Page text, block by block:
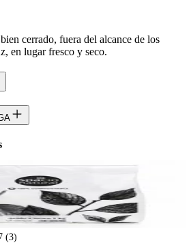
cerrado, fuera del alcance de los
en lugar fresco y seco.
(3)